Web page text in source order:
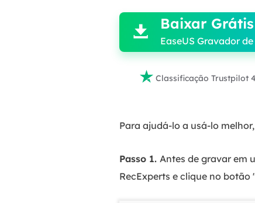
 Baixar Grátis
EaseUS Gravador de
 Classificação Trustpilot
Para ajudá-lo a usá-lo
Passo 1. Antes de gravar em
RecExperts e clique no botão